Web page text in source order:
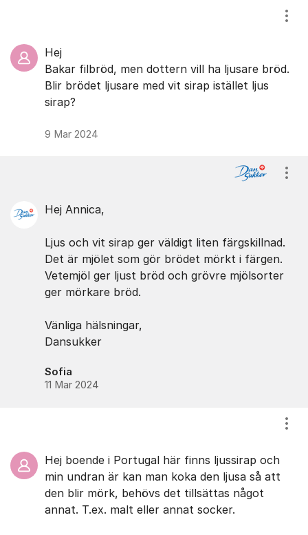
Hej
Bakar filbröd, men dottern vill ha ljusare bröd.
Blir brödet ljusare med vit sirap istället ljus
sirap?
9 Mar 2024
Hej Annica,
Ljus och vit sirap ger väldigt liten färgskillnad.
Det är mjölet som gör brödet mörkt i färgen.
Vetemjöl ger ljust bröd och grövre mjölsorter
ger mörkare bröd.
Vänliga hälsningar,
Dansukker
Sofia
11 Mar 2024
Hej boende i Portugal här finns ljussirap och
min undran är kan man koka den ljusa så att
den blir mörk, behövs det tillsättas något
annat. T.ex. malt eller annat socker.